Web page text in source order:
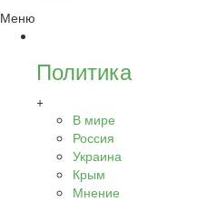
Меню
Политика
+
В мире
Россия
Украина
Крым
Мнение